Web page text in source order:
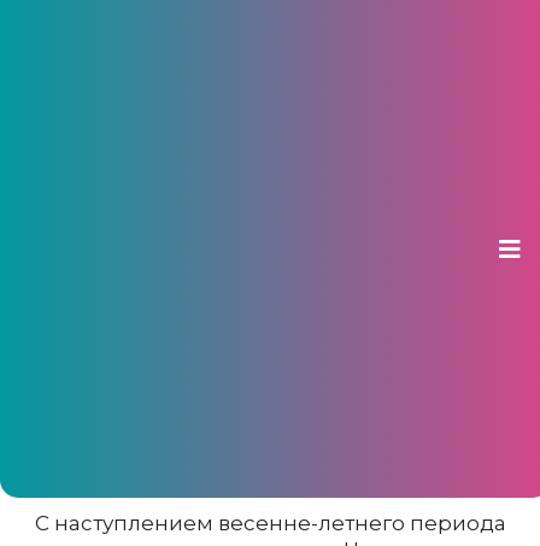
С наступлением весенне-летнего периода